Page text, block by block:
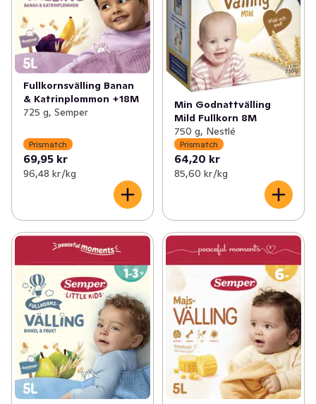
Fullkornsvälling Banan
& Katrinplommon +18M
725 g, Semper
Prismatch
69,95 kr
96,48 kr /kg
Min Godnattvälling
Mild Fullkorn 8M
750 g, Nestlé
Prismatch
64,20 kr
85,60 kr /kg